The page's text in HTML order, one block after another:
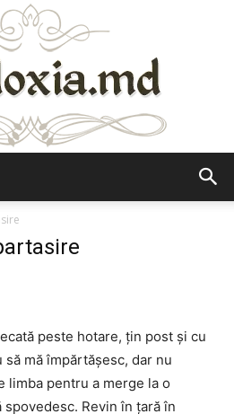
peste hotare, țin post și cu
mă împărtășesc, dar nu
limba pentru a merge la o
Revin în țară în